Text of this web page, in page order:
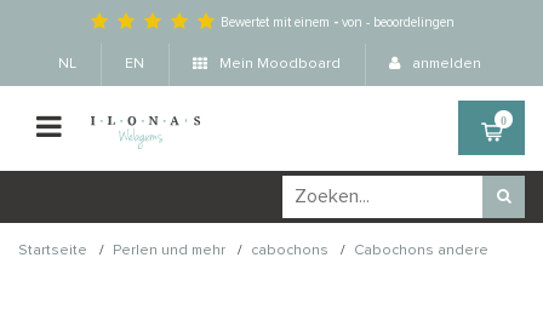
Bewertet mit einem - von - beoordelingen
NL EN Mein Moodboard anmelden
0
Startseite / Perlen und mehr / cabochons / Cabochons andere